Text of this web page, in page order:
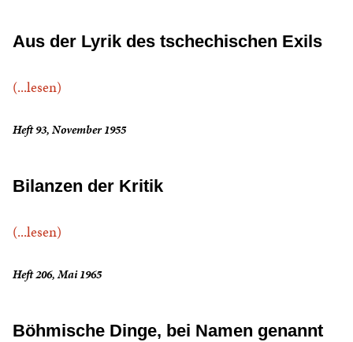
Aus der Lyrik des tschechischen Exils
(...lesen)
Heft 93, November 1955
Bilanzen der Kritik
(...lesen)
Heft 206, Mai 1965
Böhmische Dinge, bei Namen genannt